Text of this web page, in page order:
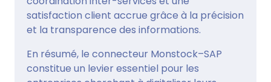
satisfaction client accrue grâce à la précision
et la transparence des informations.
En résumé, le connecteur Monstock–SAP
constitue un levier essentiel pour les